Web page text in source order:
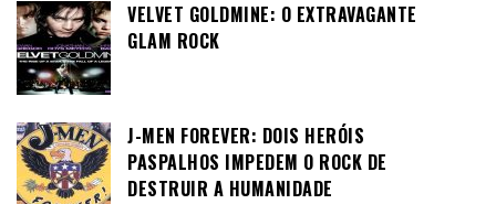
VELVET GOLDMINE: O EXTRAVAGANTE
GLAM ROCK
J-MEN FOREVER: DOIS HERÓIS
PASPALHOS IMPEDEM O ROCK DE
DESTRUIR A HUMANIDADE